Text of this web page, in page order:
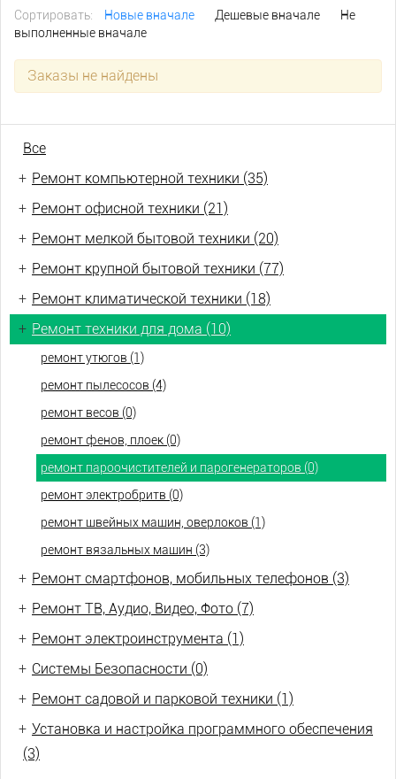
Сортировать: Новые вначале Дешевые вначале
Не
выполненные вначале
Заказы не найдены
Все
+ Ремонт компьютерной техники (35)
+ Ремонт офисной техники (21)
+ Ремонт мелкой бытовой техники (20)
+ Ремонт крупной бытовой техники (77)
+ Ремонт климатической техники (18)
+ Ремонт техники для дома (10)
ремонт утюгов (1)
ремонт пылесосов (4)
ремонт весов (0)
ремонт фенов, плоек (0)
ремонт пароочистителей и парогенераторов (0)
ремонт электробритв (0)
ремонт швейных машин, оверлоков (1)
ремонт вязальных машин (3)
+ Ремонт смартфонов, мобильных телефонов (3)
+ Ремонт ТВ, Аудио, Видео, Фото (7)
+ Ремонт электроинструмента (1)
+ Системы Безопасности (0)
+ Ремонт садовой и парковой техники (1)
+ Установка и настройка программного обеспечения
(3)